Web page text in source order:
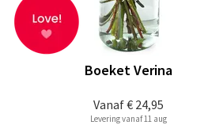
Vanaf€ 24,95
Boeket Verina
Levering vanaf 11 aug